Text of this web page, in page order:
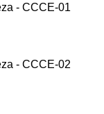
- CCCE-01
- CCCE-02